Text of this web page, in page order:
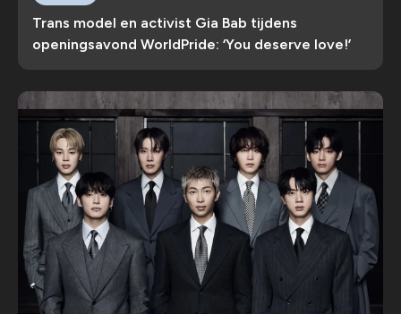
Trans model en activist Gia Bab tijdens
openingsavond WorldPride: ‘You deserve love!’